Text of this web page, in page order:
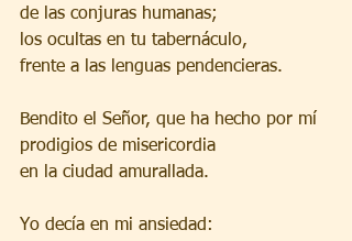
de las conjuras humanas;
los ocultas en tu tabernáculo,
frente a las lenguas pendencieras.
Bendito el Señor, que ha hecho por mí
prodigios de misericordia
en la ciudad amurallada.
Yo decía en mi ansiedad: